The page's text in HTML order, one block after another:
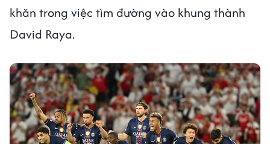
khăn trong việc tìm đường vào khung thành
David Raya.